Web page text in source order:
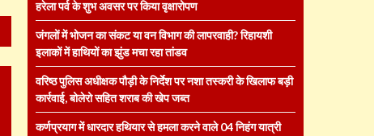
हरेला पर्व के शुभ अवसर पर किया वृक्षारोपण
जंगलों में भोजन का संकट या वन विभाग की लापरवाही? रिहायशी
इलाकों में हाथियों का झुंड मचा रहा तांडव
वरिष्ठ पुलिस अधीक्षक पौड़ी के निर्देश पर नशा तस्करी के खिलाफ बड़ी
कार्रवाई, बोलेरो सहित शराब की खेप जब्त
कर्णप्रयाग में धारदार हथियार से हमला करने वाले 04 निहंग यात्री